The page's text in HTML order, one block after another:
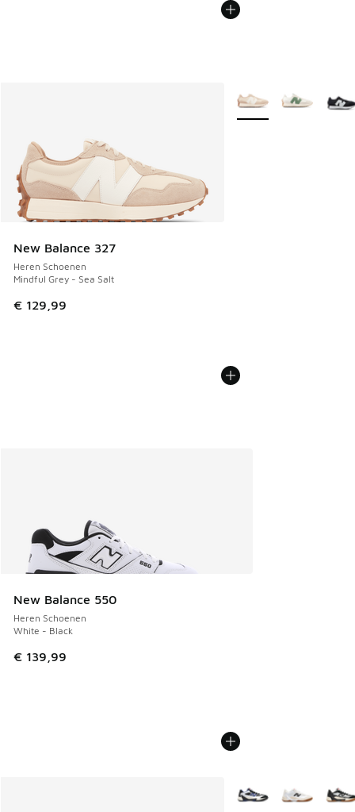
New Balance 327
Heren Schoenen
Mindful Grey - Sea Salt
€ 129,99
Meer kleuren
New Balance 550
Heren Schoenen
White - Black
€ 139,99
Meer kleuren